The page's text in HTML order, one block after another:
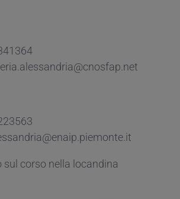
sul corso nella locandina